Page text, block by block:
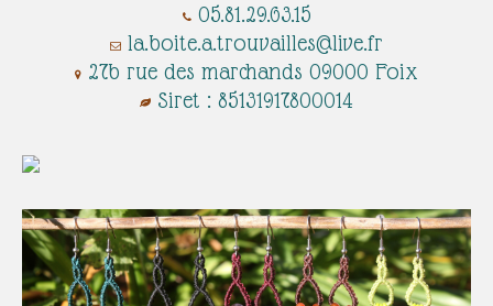
05.81.29.63.15
la.boite.a.trouvailles@live.fr
27b rue des marchands 09000 Foix
Siret : 85131917800014